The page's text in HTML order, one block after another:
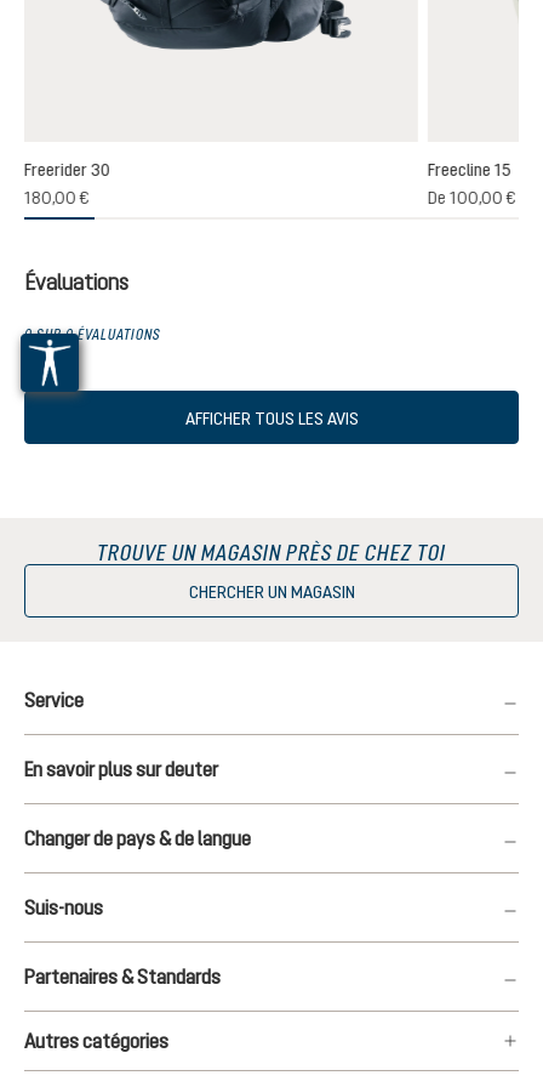
de 4 sur 5 étoiles
Freerider 30
180,00 €
Freecline 15
De 100,00 €
Évaluations
0 SUR 0 ÉVALUATIONS
AFFICHER TOUS LES AVIS
TROUVE UN MAGASIN PRÈS DE CHEZ TOI
CHERCHER UN MAGASIN
Service
En savoir plus sur deuter
Changer de pays & de langue
Suis-nous
Partenaires & Standards
Autres catégories